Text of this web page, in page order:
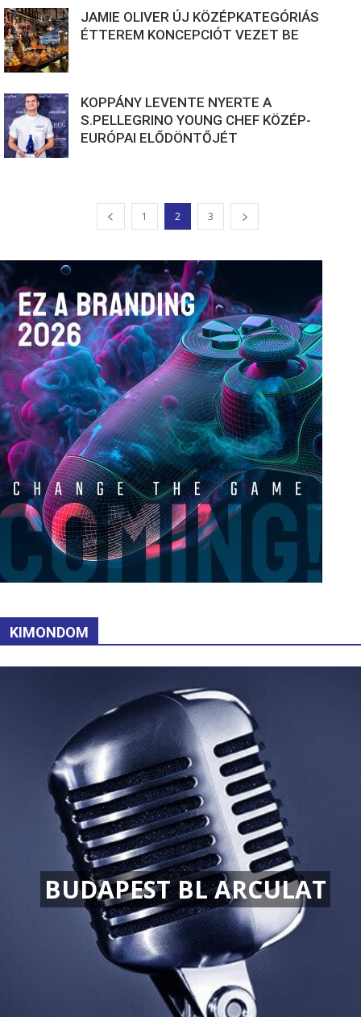
JAMIE OLIVER ÚJ KÖZÉPKATEGÓRIÁS
ÉTTEREM KONCEPCIÓT VEZET BE
KOPPÁNY LEVENTE NYERTE A
S.PELLEGRINO YOUNG CHEF KÖZÉP-
EURÓPAI ELŐDÖNTŐJÉT
1 2 3
KIMONDOM
BUDAPEST BL ARCULAT